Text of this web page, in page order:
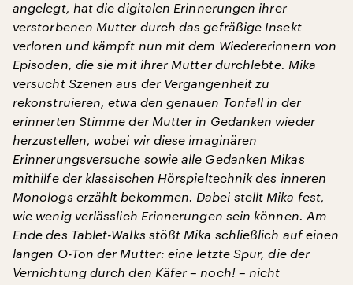
angelegt, hat die digitalen Erinnerungen ihrer
verstorbenen Mutter durch das gefräßige Insekt
verloren und kämpft nun mit dem Wiedererinnern von
Episoden, die sie mit ihrer Mutter durchlebte. Mika
versucht Szenen aus der Vergangenheit zu
rekonstruieren, etwa den genauen Tonfall in der
erinnerten Stimme der Mutter in Gedanken wieder
herzustellen, wobei wir diese imaginären
Erinnerungsversuche sowie alle Gedanken Mikas
mithilfe der klassischen Hörspieltechnik des inneren
Monologs erzählt bekommen. Dabei stellt Mika fest,
wie wenig verlässlich Erinnerungen sein können. Am
Ende des Tablet-Walks stößt Mika schließlich auf einen
langen O-Ton der Mutter: eine letzte Spur, die der
Vernichtung durch den Käfer – noch! – nicht